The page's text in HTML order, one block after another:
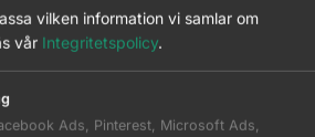
i kassan vid köp från 15000 kr
eller önskat ombud
vilken information vi samlar om
vår Integritetspolicy.
Ads, Pinterest, Microsoft Ads,